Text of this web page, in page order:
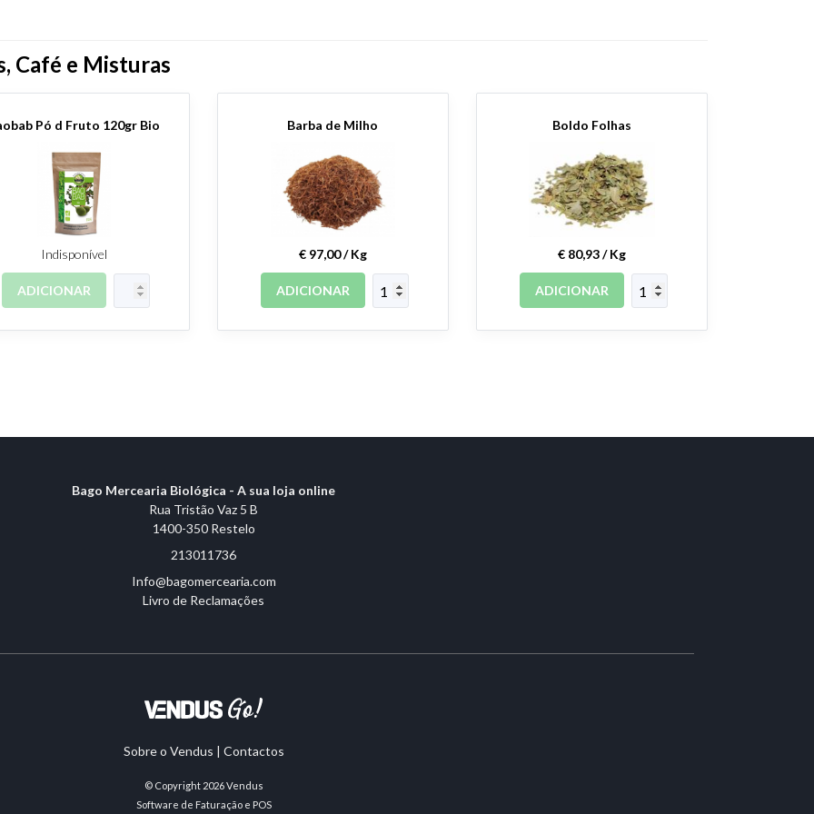
Café e Misturas
Pó d Fruto 120gr Bio
Indisponível
ADICIONAR
Barba de Milho
€ 97,00 / Kg
ADICIONAR
Boldo Folhas
€ 80,93 / Kg
ADICIONAR
Bago Mercearia Biológica - A sua loja online
Rua Tristão Vaz 5 B
1400-350 Restelo
213011736
Info@bagomercearia.com
Livro de Reclamações
Sobre o Vendus | Contactos
© Copyright 2026Vendus
Software de Faturação e POS